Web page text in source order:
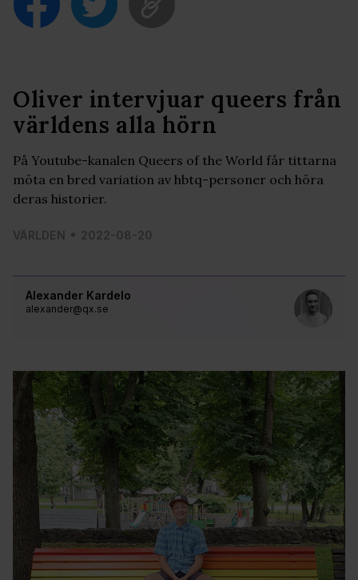
Alexander Kardelo
alexander@qx.se
Oliver intervjuar queers från
världens alla hörn
På Youtube-kanalen Queers of the World får tittarna
möta en bred variation av hbtq-personer och höra
deras historier.
VÄRLDEN 2022-08-20